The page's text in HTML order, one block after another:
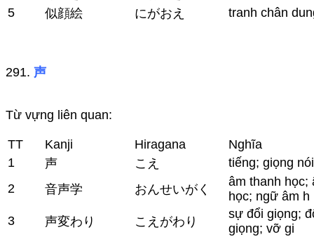
5
似顔絵 にがおえ tranh chân
291. 声
Từ vựng liên quan:
TT Kanji Hiragana
Nghĩa
1
声 こえ
tiếng; giọng nói
2
音声学 おんせいがく
âm thanh học;
học; ngữ âm h
3
声変わり こえがわり
sự đổi giọng;
giọng; vỡ gi